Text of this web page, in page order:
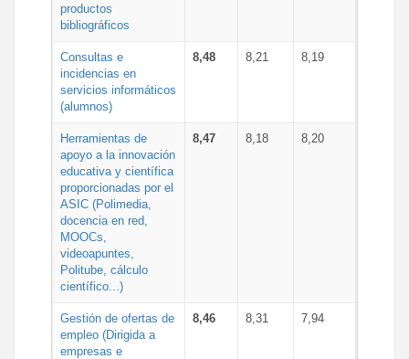
productos
bibliográficos
Consultas e
incidencias en
servicios informáticos
(alumnos)
8,48 8,21 8,19
Herramientas de
apoyo a la innovación
educativa y científica
proporcionadas por el
ASIC (Polimedia,
docencia en red,
MOOCs,
videoapuntes,
Politube, cálculo
científico...)
8,47 8,18 8,20
Gestión de ofertas de
empleo (Dirigida a
empresas e
8,46 8,31 7,94